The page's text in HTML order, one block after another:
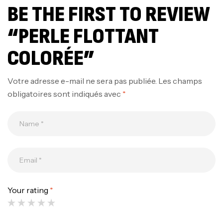
BE THE FIRST TO REVIEW
“PERLE FLOTTANT
COLORÉE”
Votre adresse e-mail ne sera pas publiée. Les champs
obligatoires sont indiqués avec *
Your rating *